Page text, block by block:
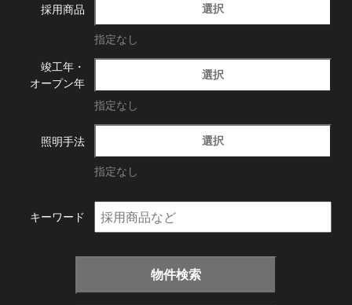
採用商品 選択
指定なし
竣工年・
オープン年
選択
指定なし
照明手法 選択
指定なし
キーワード
物件検索